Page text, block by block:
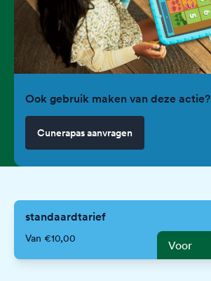
Ook gebruik maken van deze actie?
Cunerapas aanvragen
standaardtarief
Van €10,00 Voor